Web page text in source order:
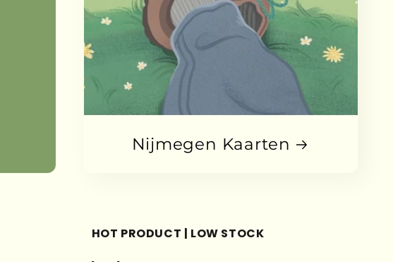
Nijmegen Kaarten
HOT PRODUCT | LOW STOCK